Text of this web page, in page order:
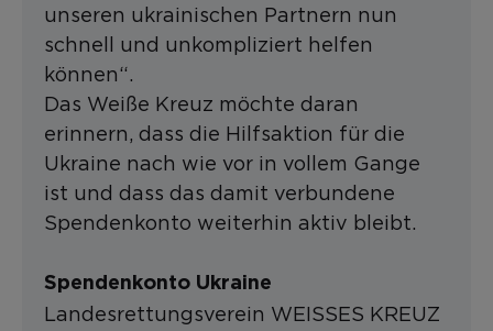
unseren ukrainischen Partnern nun
schnell und unkompliziert helfen
können“.
Das Weiße Kreuz möchte daran
erinnern, dass die Hilfsaktion für die
Ukraine nach wie vor in vollem Gange
ist und dass das damit verbundene
Spendenkonto weiterhin aktiv bleibt.
Spendenkonto Ukraine
Landesrettungsverein WEISSES KREUZ